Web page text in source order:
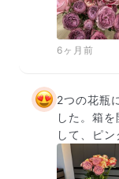
6ヶ月前
2つの花瓶
した。箱
して、ピ